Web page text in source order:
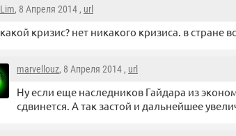
Lim, 8 Апреля 2014 , url
какой кризис? нет никакого кризиса. в стране
marvellouz, 8 Апреля 2014 , url
Ну если еще наследников Гайдара из
сдвинется. А так застой и дальнейшее